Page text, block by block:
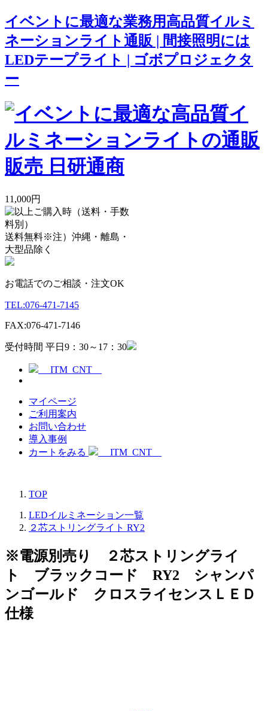
イベントに最適な業務用高品質イルミ
ネーションライト通販 | 間接照明には
LEDテープライト | ゴボプロジェクタ
ー
11,000円
送料無料※注）沖縄・離島・
大型品除く
お電話でのご相談・注文OK
TEL:076-471-7145
FAX:076-471-7146
受付時間 平日9：30～17：30
__ITM_CNT__
マイページ
ご利用案内
お問い合わせ
導入事例
カートをみる
__ITM_CNT__
TOP
LEDイルミネーション一覧
２芯ストリングライト RY2
※電源別売り ２芯ストリングライ
ト ブラックコード RY2 シャンパ
ンゴールド クロスライセンスＬＥＤ
仕様